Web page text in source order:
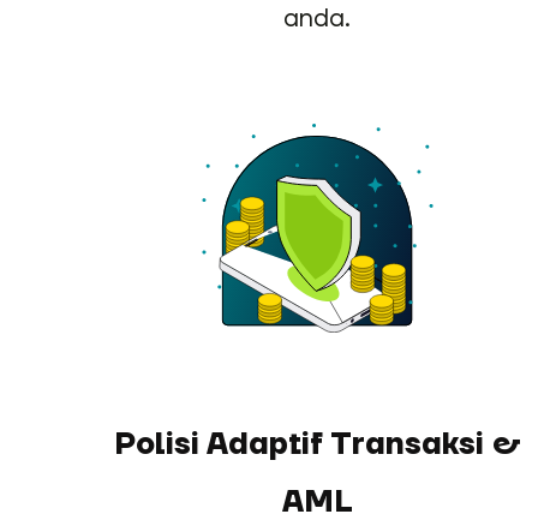
anda.
Polisi Adaptif Transaksi &
AML